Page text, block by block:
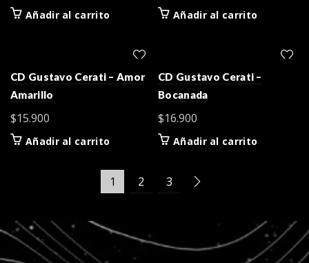
Añadir al carrito Añadir al carrito
CD Gustavo Cerati – Amor
Amarillo
$15.900
Añadir al carrito
CD Gustavo Cerati –
Bocanada
$16.900
Añadir al carrito
1 2 3